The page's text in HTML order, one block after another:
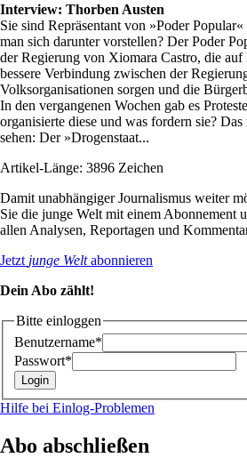
Interview: Thorben Austen
Sie sind Repräsentant von »Poder
man sich darunter vorstellen? Der Poder
der Regierung von Xiomara Castro, die
bessere Verbindung zwischen der
Volksorganisationen sorgen und die
In den vergangenen Wochen gab es
organisierte diese und was fordern sie?
sehen: Der »Drogenstaat...
Artikel-Länge: 3896 Zeichen
Damit unabhängiger Journalismus weiter
Sie die junge Welt mit einem Abonnement
allen Analysen, Reportagen und
Jetzt junge Weltabonnieren
Dein Abo zählt!
Bitte einloggen
Benutzername*
Passwort*
Hilfe bei Einlog-Problemen
Abo abschließen